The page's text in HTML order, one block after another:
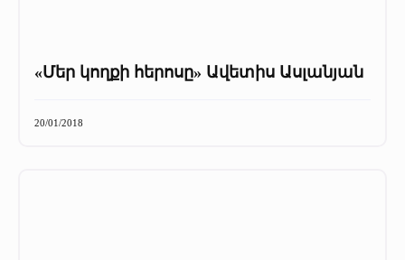
«Մեր կողքի հերոսը» Ավետիս Ասլանյան
20/01/2018